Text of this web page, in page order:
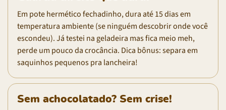
Em pote hermético fechadinho, dura até 15 dias em
temperatura ambiente (se ninguém descobrir onde você
escondeu). Já testei na geladeira mas fica meio meh,
perde um pouco da crocância. Dica bônus: separa em
saquinhos pequenos pra lancheira!
Sem achocolatado? Sem crise!